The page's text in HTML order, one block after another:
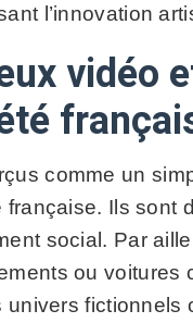
l’innovation
vidéo
comme un
Ils sont
social. Par
ou